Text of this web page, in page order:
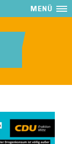
MENÜ